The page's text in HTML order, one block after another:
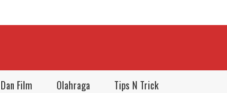
Film Olahraga Tips N Trick